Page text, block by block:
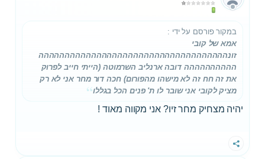
במקור פורסם על ידי :
אמא של קובי
זונהההההההההההההההההההההההההההההההההההה
הההההההההה דובה ארנליב השרמוטה (הייתי חייב לפרוק
את זה חח זה לא מישהו מהפורום) חכה דור מחר אני לא רק
מציק לקובי אני שובר לו ת' פנים הכל בגללו
יהיה מצחיק מחר זיו? אני מקווה מאוד !
שתף